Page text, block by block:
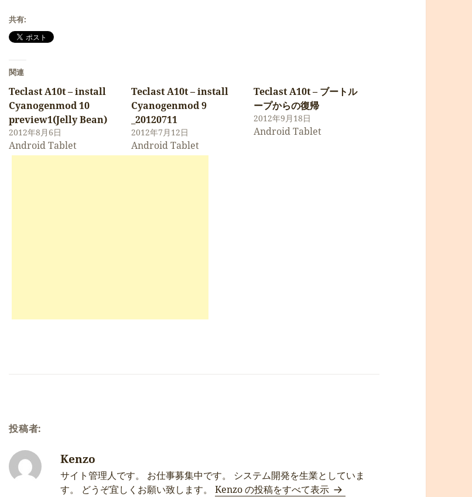
共有:
関連
Teclast A10t – install
Cyanogenmod 10
preview1(Jelly Bean)
2012年8月6日
Android Tablet
Teclast A10t – install
Cyanogenmod 9
_20120711
2012年7月12日
Android Tablet
Teclast A10t – ブートル
ープからの復帰
2012年9月18日
Android Tablet
投稿者:
Kenzo
サイト管理人です。 お仕事募集中です。 システム開発を生業としていま
す。 どうぞ宜しくお願い致します。Kenzo の投稿をすべて表示